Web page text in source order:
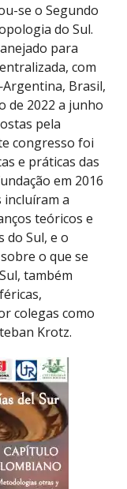
se o Segundo
do Sul.
para
com
Brasil,
de 2022 a junho
pela
congresso foi
e práticas das
em 2016
incluíram a
teóricos e
do Sul, e o
o que se
também
colegas como
Krotz.